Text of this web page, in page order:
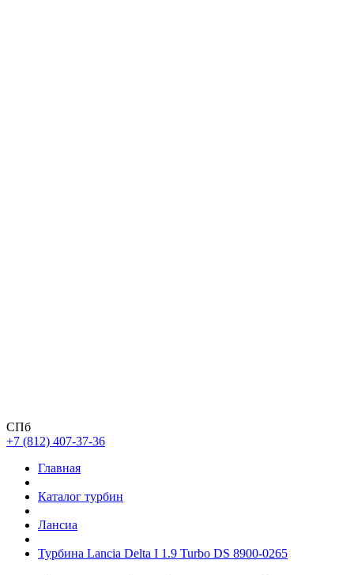
СПб
+7 (812) 407-37-36
Главная
Каталог турбин
Лансиа
Турбина Lancia Delta I 1.9 Turbo DS 8900-0265